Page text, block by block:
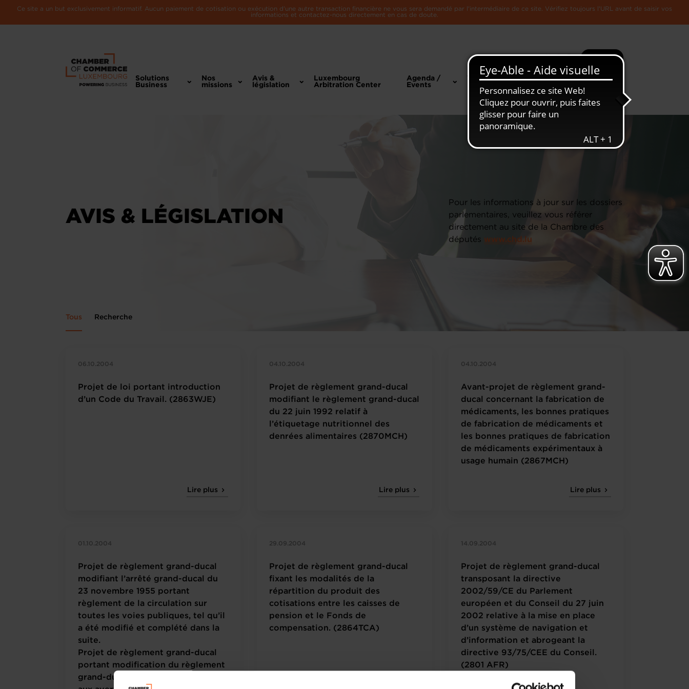
Ce site a un but exclusivement informatif. Aucun paiement de cotisation ou exécution d'une autre transaction financière ne vous sera demandé par l'intermédiaire de ce site. Vérifiez toujours l'URL avant de saisir vos
informations et contactez-nous directement en cas de doute.
Recherche Plus
Solutions
Business
Nos
missions
Avis &
législation
Luxembourg
Arbitration Center
Agenda /
Events
Toute
L'Economie
AVIS & LÉGISLATION
Pour les informations à jour sur les dossiers
parlementaires, veuillez vous référer
directement au site de la Chambre des
députés www.chd.lu
Tous Recherche
06.10.2004
Projet de loi portant introduction
d’un Code du Travail. (2863WJE)
Lire plus
04.10.2004
Projet de règlement grand-ducal
modifiant le règlement grand-ducal
du 22 juin 1992 relatif à
l’étiquetage nutritionnel des
denrées alimentaires (2870MCH)
Lire plus
04.10.2004
Avant-projet de règlement grand-
ducal concernant la fabrication de
médicaments, les bonnes pratiques
de fabrication de médicaments et
les bonnes pratiques de fabrication
de médicaments expérimentaux à
usage humain (2867MCH)
Lire plus
01.10.2004
Projet de règlement grand-ducal
modifiant l’arrêté grand-ducal du
23 novembre 1955 portant
règlement de la circulation sur
toutes les voies publiques, tel qu’il
a été modifié et complété dans la
suite.
Projet de règlement grand-ducal
portant modification du règlement
grand-ducal du 26 août 1993 relatif
29.09.2004
Projet de règlement grand-ducal
fixant les modalités de la
répartition du produit des
cotisations entre les caisses de
pension et le Fonds de
compensation. (2864TCA)
14.09.2004
Projet de règlement grand-ducal
transposant la directive
2002/59/CE du Parlement
européen et du Conseil du 27 juin
2002 relative à la mise en place
d’un système de navigation et
d’information et abrogeant la
directive 93/75/CEE du Conseil.
(2801 AFR)